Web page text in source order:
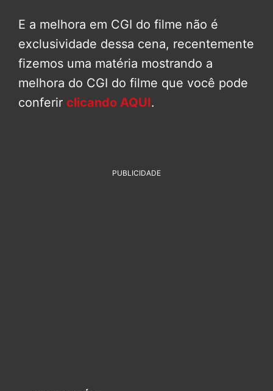
E a melhora em CGI do filme não é
exclusividade dessa cena, recentemente
fizemos uma matéria mostrando a
melhora do CGI do filme que você pode
conferir clicando AQUI.
PUBLICIDADE